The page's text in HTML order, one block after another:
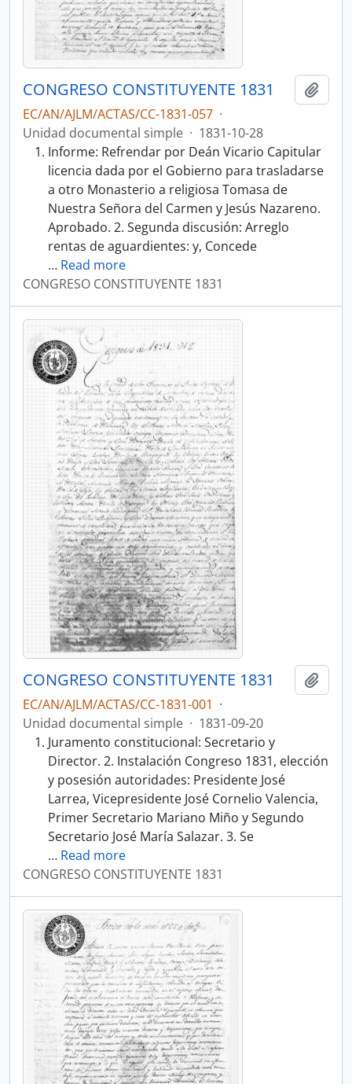
CONGRESO CONSTITUYENTE 1831
EC/AN/AJLM/ACTAS/CC-1831-057 ·
Unidad documental simple · 1831-10-28
Informe: Refrendar por Deán Vicario Capitular
licencia dada por el Gobierno para trasladarse
a otro Monasterio a religiosa Tomasa de
Nuestra Señora del Carmen y Jesús Nazareno.
Aprobado. 2. Segunda discusión: Arreglo
rentas de aguardientes: y, Concede
… Read more
CONGRESO CONSTITUYENTE 1831
CONGRESO CONSTITUYENTE 1831
EC/AN/AJLM/ACTAS/CC-1831-001 ·
Unidad documental simple · 1831-09-20
Juramento constitucional: Secretario y
Director. 2. Instalación Congreso 1831, elección
y posesión autoridades: Presidente José
Larrea, Vicepresidente José Cornelio Valencia,
Primer Secretario Mariano Miño y Segundo
Secretario José María Salazar. 3. Se
… Read more
CONGRESO CONSTITUYENTE 1831